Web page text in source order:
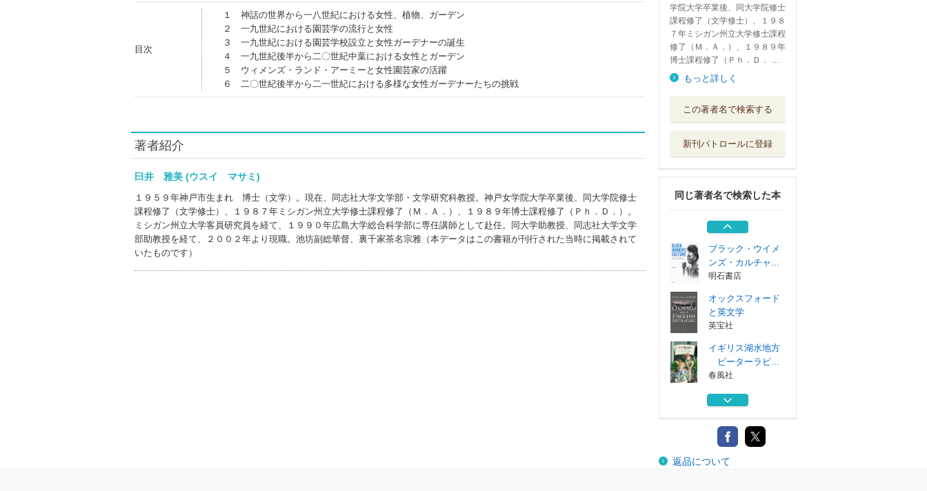
目次
１ 神話の世界から一八世紀における女性、植物、ガーデン
２ 一九世紀における園芸学の流行と女性
３ 一九世紀における園芸学校設立と女性ガーデナーの誕生
４ 一九世紀後半から二〇世紀中葉における女性とガーデン
５ ウィメンズ・ランド・アーミーと女性園芸家の活躍
６ 二〇世紀後半から二一世紀における多様な女性ガーデナーたちの挑戦
著者紹介
臼井 雅美 (ウスイ マサミ)
１９５９年神戸市生まれ 博士（文学）。現在、同志社大学文学部・文学研究科教授。神戸女学院大学卒業後、同大学院修士
課程修了（文学修士）、１９８７年ミシガン州立大学修士課程修了（Ｍ．Ａ．）、１９８９年博士課程修了（Ｐｈ．Ｄ．）。
ミシガン州立大学客員研究員を経て、１９９０年広島大学総合科学部に専任講師として赴任。同大学助教授、同志社大学文学
部助教授を経て、２００２年より現職。池坊副総華督、裏千家茶名宗雅（本データはこの書籍が刊行された当時に掲載されて
いたものです）
学院大学卒業後、同大学院修士
課程修了（文学修士）、１９８
７年ミシガン州立大学修士課程
修了（Ｍ．Ａ．）、１９８９年
博士課程修了（Ｐｈ．Ｄ． …
もっと詳しく
この著者名で検索する
新刊パトロールに登録
同じ著者名で検索した本
ピーターラビ...
イギリス湖水地方
春風社
イギリス湖水地方
におけるアーツ...
英宝社
ブラック・ウイメ
ンズ・カルチャ...
明石書店
オックスフォード
と英文学
英宝社
イギリス湖水地方
ピーターラビ...
春風社
イギリス湖水地方
春風社
イギリス湖水地方
におけるアーツ...
返品について